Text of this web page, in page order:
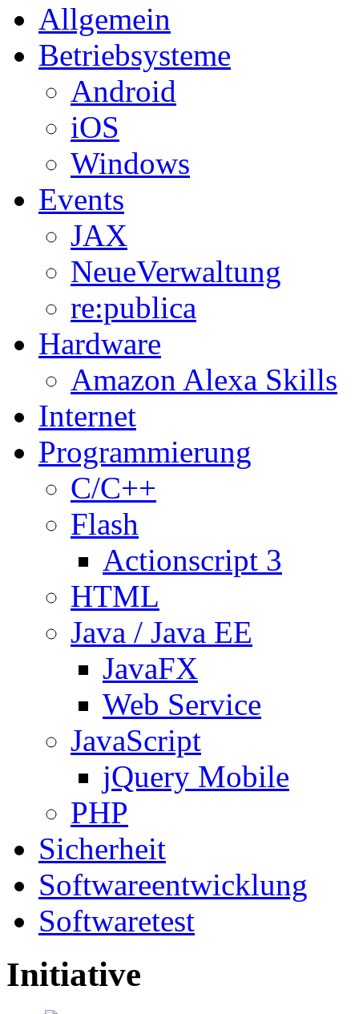
Allgemein
Betriebsysteme
Android
iOS
Windows
Events
JAX
NeueVerwaltung
re:publica
Hardware
Amazon Alexa Skills
Internet
Programmierung
C/C++
Flash
Actionscript 3
HTML
Java / Java EE
JavaFX
Web Service
JavaScript
jQuery Mobile
PHP
Sicherheit
Softwareentwicklung
Softwaretest
Initiative